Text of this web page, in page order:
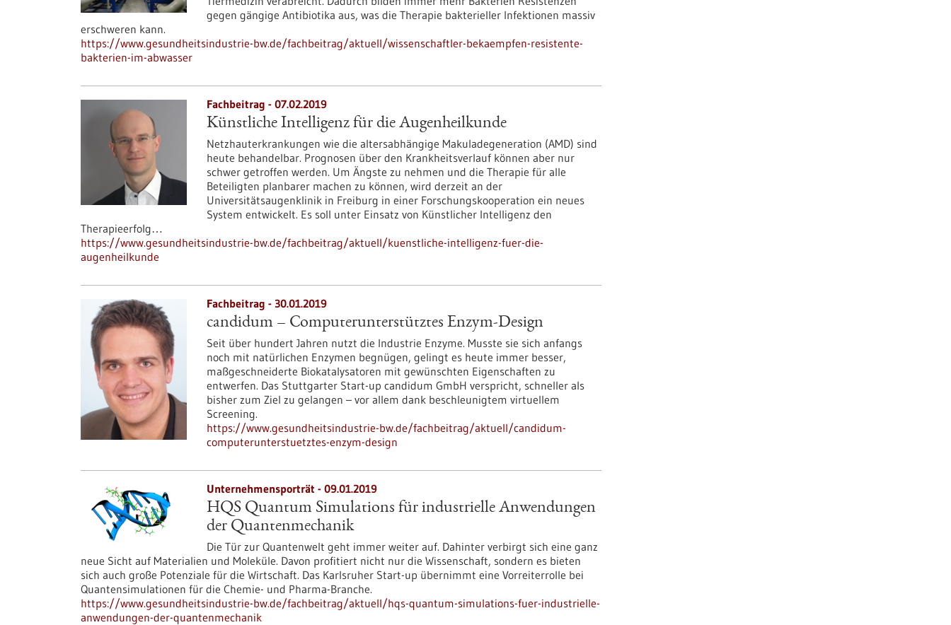
gegen gängige Antibiotika aus, was die Therapie bakterieller Infektionen massiv
erschweren kann.
https://www.gesundheitsindustrie-bw.de/fachbeitrag/aktuell/wissenschaftler-bekaempfen-resistente-
bakterien-im-abwasser
Fachbeitrag - 07.02.2019
Künstliche Intelligenz für die Augenheilkunde
Netzhauterkrankungen wie die altersabhängige Makuladegeneration (AMD) sind
heute behandelbar. Prognosen über den Krankheitsverlauf können aber nur
schwer getroffen werden. Um Ängste zu nehmen und die Therapie für alle
Beteiligten planbarer machen zu können, wird derzeit an der
Universitätsaugenklinik in Freiburg in einer Forschungskooperation ein neues
System entwickelt. Es soll unter Einsatz von Künstlicher Intelligenz den
Therapieerfolg…
https://www.gesundheitsindustrie-bw.de/fachbeitrag/aktuell/kuenstliche-intelligenz-fuer-die-
augenheilkunde
Fachbeitrag - 30.01.2019
candidum – Computerunterstütztes Enzym-Design
Seit über hundert Jahren nutzt die Industrie Enzyme. Musste sie sich anfangs
noch mit natürlichen Enzymen begnügen, gelingt es heute immer besser,
maßgeschneiderte Biokatalysatoren mit gewünschten Eigenschaften zu
entwerfen. Das Stuttgarter Start-up candidum GmbH verspricht, schneller als
bisher zum Ziel zu gelangen – vor allem dank beschleunigtem virtuellem
Screening.
https://www.gesundheitsindustrie-bw.de/fachbeitrag/aktuell/candidum-
computerunterstuetztes-enzym-design
Unternehmensporträt - 09.01.2019
HQS Quantum Simulations für industrielle Anwendungen
der Quantenmechanik
Die Tür zur Quantenwelt geht immer weiter auf. Dahinter verbirgt sich eine ganz
neue Sicht auf Materialien und Moleküle. Davon profitiert nicht nur die Wissenschaft, sondern es bieten
sich auch große Potenziale für die Wirtschaft. Das Karlsruher Start-up übernimmt eine Vorreiterrolle bei
Quantensimulationen für die Chemie- und Pharma-Branche.
https://www.gesundheitsindustrie-bw.de/fachbeitrag/aktuell/hqs-quantum-simulations-fuer-industrielle-
anwendungen-der-quantenmechanik